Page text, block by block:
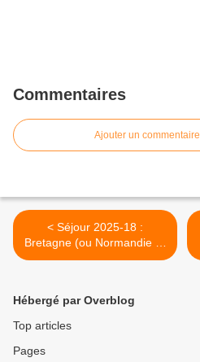
Commentaires
Ajouter un commentaire
< Séjour 2025-18 :
Bretagne (ou Normandie ?)
J3
Hébergé par Overblog
Top articles
Pages